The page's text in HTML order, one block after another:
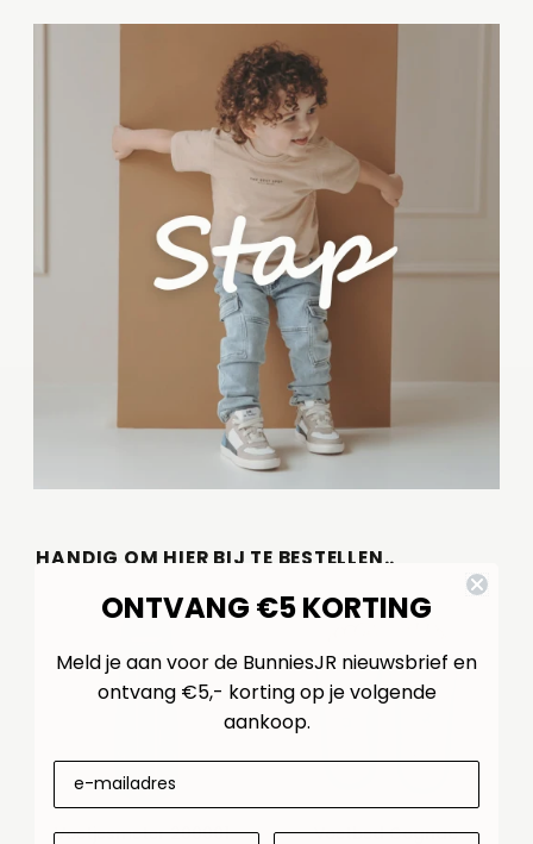
HANDIG OM HIER BIJ TE BESTELLEN..
Voetjesmeter 200001- Voetbed Cognac
ONTVANG €5 KORTING
Meld je aan voor de BunniesJR nieuwsbrief en
ontvang €5,- korting op je volgende
aankoop.